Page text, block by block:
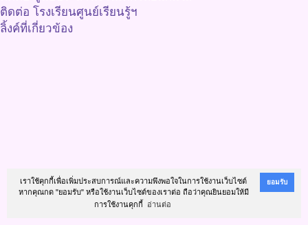
เราใช้คุกกี้เพื่อเพิ่มประสบการณ์และความพึงพอใจในการใช้งานเว็บไซต์
หากคุณกด "ยอมรับ" หรือใช้งานเว็บไซต์ของเราต่อ ถือว่าคุณยินยอมให้มี
การใช้งานคุกกี้
อ่านต่อ
ยอมรับ
ติดต่อ โรงเรียนศูนย์เรียนรู้ฯ
ลิ้งค์ที่เกี่ยวข้อง